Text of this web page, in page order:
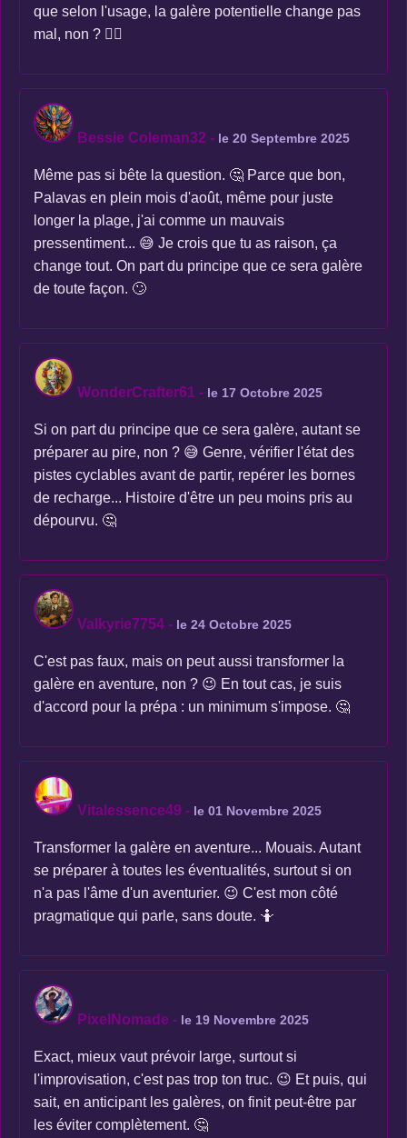
que selon l'usage, la galère potentielle change pas
mal, non ? 🤷‍♀️
Bessie Coleman32 - le 20 Septembre 2025
Même pas si bête la question. 🤔 Parce que bon,
Palavas en plein mois d'août, même pour juste
longer la plage, j'ai comme un mauvais
pressentiment... 😅 Je crois que tu as raison, ça
change tout. On part du principe que ce sera galère
de toute façon. 🙄
WonderCrafter61 - le 17 Octobre 2025
Si on part du principe que ce sera galère, autant se
préparer au pire, non ? 😅 Genre, vérifier l'état des
pistes cyclables avant de partir, repérer les bornes
de recharge... Histoire d'être un peu moins pris au
dépourvu. 🤔
Valkyrie7754 - le 24 Octobre 2025
C'est pas faux, mais on peut aussi transformer la
galère en aventure, non ? 😉 En tout cas, je suis
d'accord pour la prépa : un minimum s'impose. 🤔
Vitalessence49 - le 01 Novembre 2025
Transformer la galère en aventure... Mouais. Autant
se préparer à toutes les éventualités, surtout si on
n'a pas l'âme d'un aventurier. 😉 C'est mon côté
pragmatique qui parle, sans doute. 🤷
PixelNomade - le 19 Novembre 2025
Exact, mieux vaut prévoir large, surtout si
l'improvisation, c'est pas trop ton truc. 😉 Et puis, qui
sait, en anticipant les galères, on finit peut-être par
les éviter complètement. 🤔